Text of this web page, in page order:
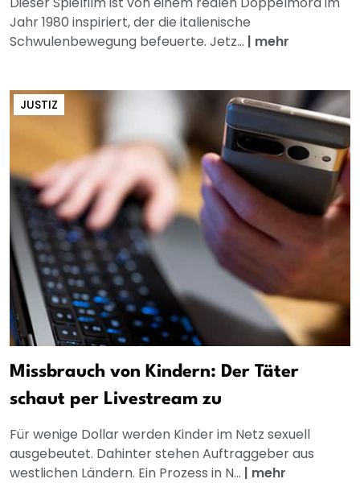
Jahr 1980 inspiriert, der die italienische
Schwulenbewegung befeuerte. Jetz... | mehr
JUSTIZ
Missbrauch von Kindern: Der Täter
schaut per Livestream zu
Für wenige Dollar werden Kinder im Netz sexuell
ausgebeutet. Dahinter stehen Auftraggeber aus
westlichen Ländern. Ein Prozess in N... | mehr